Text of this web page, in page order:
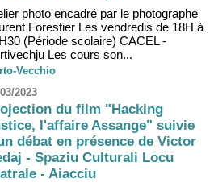
photo encadré par le photographe
Forestier Les vendredis de 18H à
(Période scolaire) CACEL -
Les cours son...
Vecchio
2023
du film "Hacking
l'affaire Assange" suivie
débat en présence de Victor
- Spaziu Culturali Locu
- Aiacciu